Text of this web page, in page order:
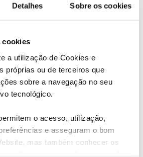
Detalhes Sobre os cookies
cookies
a utilização de Cookies e
próprias ou de terceiros que
sobre a navegação no seu
tecnológico.
o acesso, utilização,
e asseguram o bom
mas também conhecer os
reduzindo o stress da